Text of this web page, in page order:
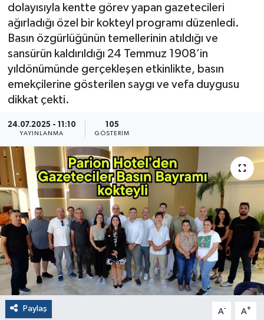
dolayısıyla kentte görev yapan gazetecileri
ağırladığı özel bir kokteyl programı düzenledi.
Basın özgürlüğünün temellerinin atıldığı ve
sansürün kaldırıldığı 24 Temmuz 1908’in
yıldönümünde gerçekleşen etkinlikte, basın
emekçilerine gösterilen saygı ve vefa duygusu
dikkat çekti.
24.07.2025 - 11:10
YAYINLANMA
105
GÖSTERIM
Paylaş A- A+
Resmi İlanlar
Sağlık